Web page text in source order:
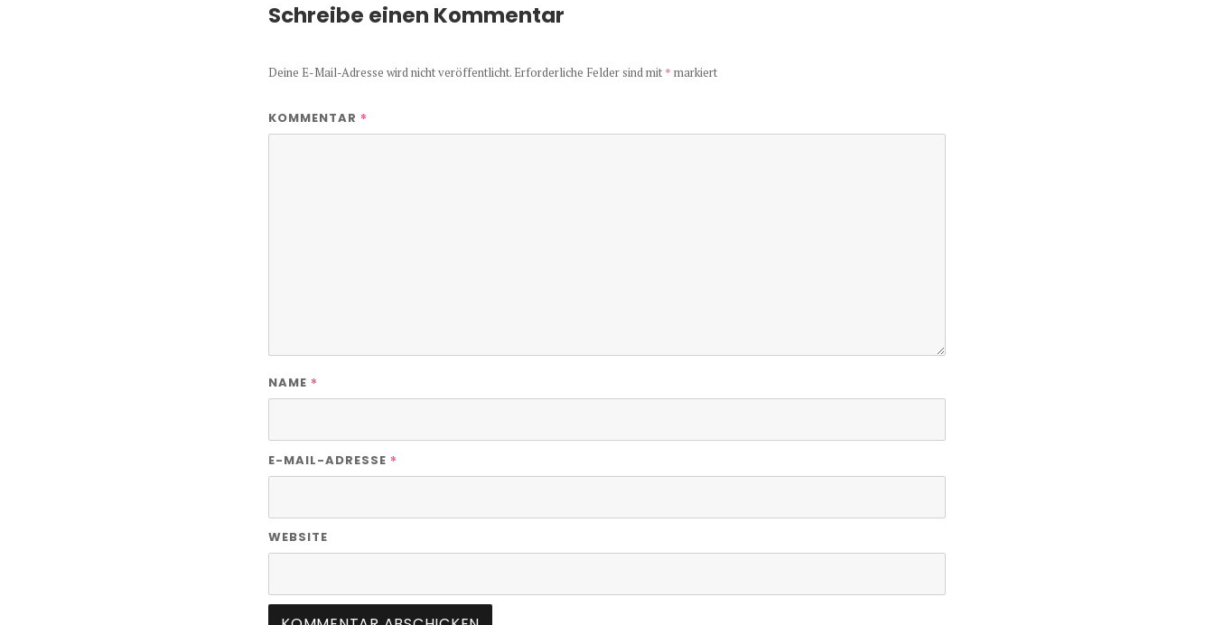
Schreibe einen Kommentar
Deine E-Mail-Adresse wird nicht veröffentlicht. Erforderliche Felder sind mit * markiert
KOMMENTAR *
NAME *
E-MAIL-ADRESSE *
WEBSITE